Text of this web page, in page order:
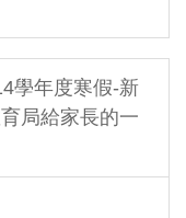
學年度寒假-新
局給家長的一